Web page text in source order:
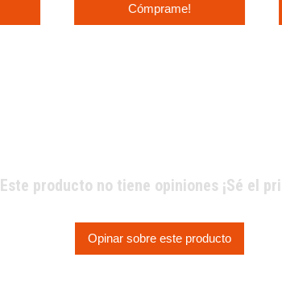
Cómprame!
Este producto no tiene opiniones ¡Sé el
Opinar sobre este producto